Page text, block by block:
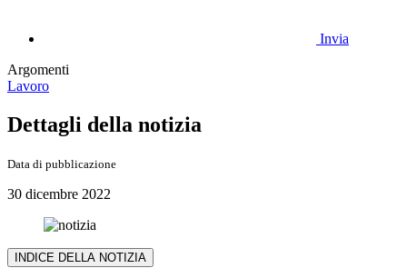
Invia
Argomenti
Lavoro
Dettagli della notizia
Data di pubblicazione
30 dicembre 2022
INDICE DELLA NOTIZIA